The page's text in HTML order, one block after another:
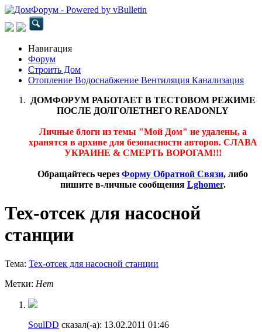
Навигация
Форум
Строить Дом
Отопление Водоснабжение Вентиляция Канализация
ДОМФОРУМ РАБОТАЕТ В ТЕСТОВОМ РЕЖИМЕ
ПОСЛЕ ДОЛГОЛЕТНЕГО READONLY
Личные блоги из темы "Мой Дом" не удалены, а
хранятся в архиве для безопасности авторов. СЛАВА
УКРАИНЕ & СМЕРТЬ ВОРОГАМ!!!
Обращайтесь через Форму Обратной Связи, либо
пишите в-личные сообщения Lghomer.
Тех-отсек для насосной
станции
Тема: Тех-отсек для насосной станции
Метки: Нет
SoulDD сказал(-а): 13.02.2011 01:46